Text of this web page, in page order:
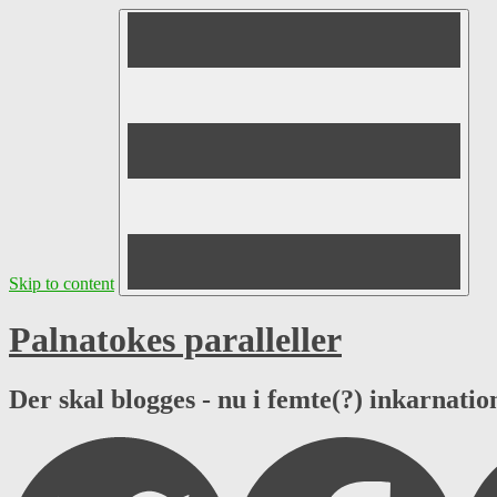
Skip to content
Palnatokes paralleller
Der skal blogges - nu i femte(?)